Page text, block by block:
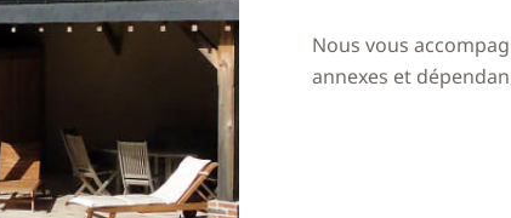
Nous vous
annexes et